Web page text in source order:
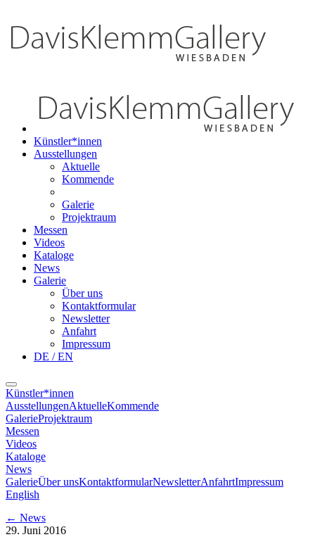
Künstler*innen
Ausstellungen
Aktuelle
Kommende
Galerie
Projektraum
Messen
Videos
Kataloge
News
Galerie
Über uns
Kontaktformular
Newsletter
Anfahrt
Impressum
DE / EN
Künstler*innen
AusstellungenAktuelleKommende
GalerieProjektraum
Messen
Videos
Kataloge
News
GalerieÜber unsKontaktformularNewsletterAnfahrtImpressum
English
← News
29. Juni 2016